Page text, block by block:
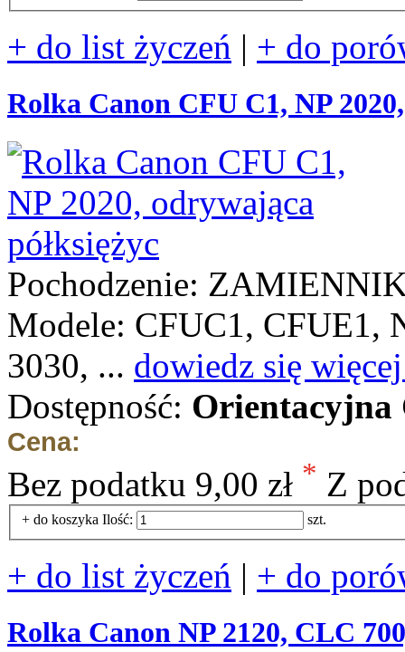
+ do list życzeń | + do
Rolka Canon CFU C1, NP
Pochodzenie:
Modele: CFUC1, CFUE1,
3030, ... dowiedz się
Dostępność: Orientacyjna
Cena:
Bez podatku 9,00 zł * Z
+ do koszyka Ilość: szt.
+ do list życzeń | + do
Rolka Canon NP 2120, CLC